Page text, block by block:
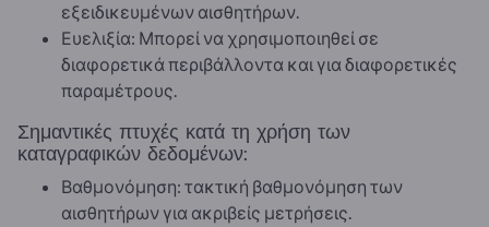
εξειδικευμένων αισθητήρων.
Ευελιξία: Μπορεί να χρησιμοποιηθεί σε
διαφορετικά περιβάλλοντα και για διαφορετικές
παραμέτρους.
Σημαντικές πτυχές κατά τη χρήση των
καταγραφικών δεδομένων:
Βαθμονόμηση: τακτική βαθμονόμηση των
αισθητήρων για ακριβείς μετρήσεις.